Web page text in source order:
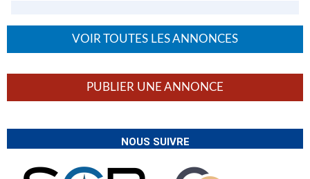
VOIR TOUTES LES ANNONCES
PUBLIER UNE ANNONCE
NOUS SUIVRE